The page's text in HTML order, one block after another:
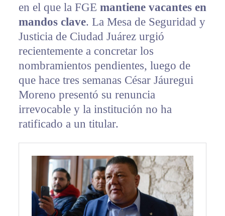
en el que la FGE mantiene vacantes en
mandos clave. La Mesa de Seguridad y
Justicia de Ciudad Juárez urgió
recientemente a concretar los
nombramientos pendientes, luego de
que hace tres semanas César Jáuregui
Moreno presentó su renuncia
irrevocable y la institución no ha
ratificado a un titular.